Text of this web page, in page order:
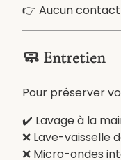
–
C
a
d
u
f
👉 Aucun
🧼 Entretien
Pour préserver
✔️ Lavage à la
❌ Lave-vaisselle
❌ Micro-ondes